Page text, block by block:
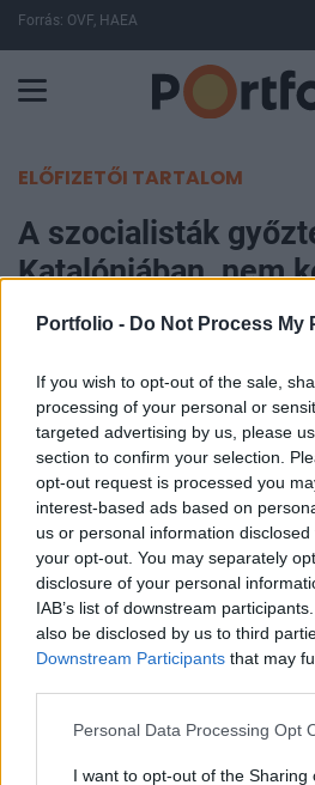
Portfolio - Do Not Process My
If you wish to opt-out of the sale,
processing of your personal or
targeted advertising by us, please
section to confirm your selection.
opt-out request is processed you
interest-based ads based on
us or personal information
your opt-out. You may separately
disclosure of your personal
IAB’s list of downstream
also be disclosed by us to third
Downstream Participants that may
Personal Data Processing Opt
I want to opt-out of the Sharing
Forrás: OVF, HAEA
ELŐFIZETŐI TARTALOM
A szocialisták
Katalóniában, nem
többségbe a
MTI
Portfolio
2024. május 13. 07:39
A Katalán Szocialista Párt
választásokat a kelet-
tartományban vasárnap, de
kormányzóképes többséget a
hosszú idő óta most először
többsége a
szorgalmazó függetlenségi
A Katalán Szocialista Párt (PSC)
százalékával 42 mandátumot